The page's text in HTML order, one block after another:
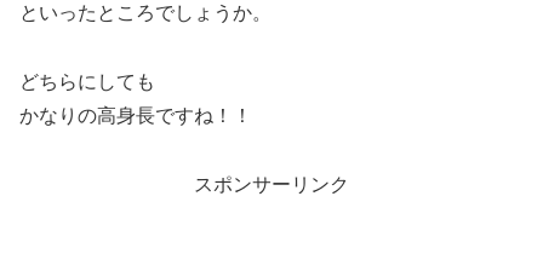
といったところでしょうか。
どちらにしても
かなりの高身長ですね！！
スポンサーリンク